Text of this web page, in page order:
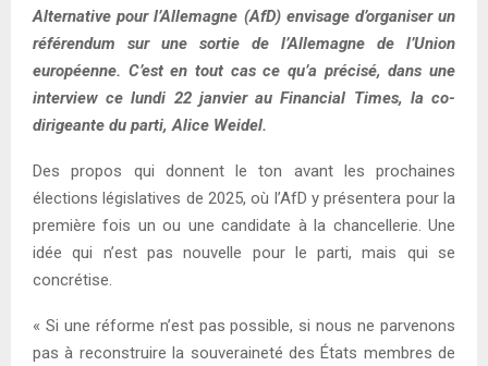
Alternative pour l’Allemagne (AfD) envisage d’organiser un
référendum sur une sortie de l’Allemagne de l’Union
européenne. C’est en tout cas ce qu’a précisé, dans une
interview ce lundi 22 janvier au Financial Times, la co-
dirigeante du parti, Alice Weidel.
Des propos qui donnent le ton avant les prochaines
élections législatives de 2025, où l’AfD y présentera pour la
première fois un ou une candidate à la chancellerie. Une
idée qui n’est pas nouvelle pour le parti, mais qui se
concrétise.
« Si une réforme n’est pas possible, si nous ne parvenons
pas à reconstruire la souveraineté des États membres de